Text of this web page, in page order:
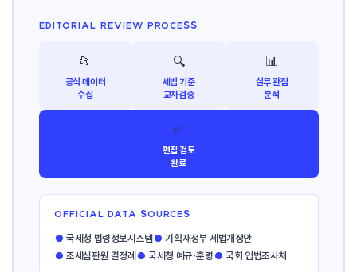
EDITORIAL REVIEW PROCESS
📂
공식 데이터
수집
🔍
세법 기준
교차검증
📊
실무 관점
분석
✅
편집 검토
완료
OFFICIAL DATA SOURCES
● 국세청 법령정보시스템● 기획재정부 세법개정안
● 조세심판원 결정례 ● 국세청 예규·훈령● 국회 입법조사처